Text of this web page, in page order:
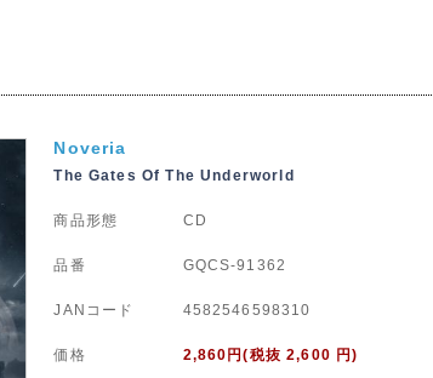
Noveria
The Gates Of The Underworld
商品形態 CD
品番 GQCS-91362
JANコード 4582546598310
価格 2,860 円(税抜 2,600 円)